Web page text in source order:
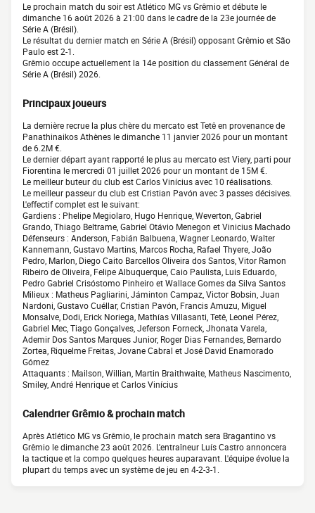
Le prochain match du soir est Atlético MG vs Grêmio et débute le
dimanche 16 août 2026 à 21:00 dans le cadre de la 23e journée de
Série A (Brésil).
Le résultat du dernier match en Série A (Brésil) opposant Grêmio et São
Paulo est 2-1.
Grêmio occupe actuellement la 14e position du classement Général de
Série A (Brésil) 2026.
Principaux joueurs
La dernière recrue la plus chère du mercato est Tetê en provenance de
Panathinaikos Athènes le dimanche 11 janvier 2026 pour un montant
de 6.2M €.
Le dernier départ ayant rapporté le plus au mercato est Viery, parti pour
Fiorentina le mercredi 01 juillet 2026 pour un montant de 15M €.
Le meilleur buteur du club est Carlos Vinícius avec 10 réalisations.
Le meilleur passeur du club est Cristian Pavón avec 3 passes décisives.
L'effectif complet est le suivant:
Gardiens : Phelipe Megiolaro, Hugo Henrique, Weverton, Gabriel
Grando, Thiago Beltrame, Gabriel Otávio Menegon et Vinicius Machado
Défenseurs : Anderson, Fabián Balbuena, Wagner Leonardo, Walter
Kannemann, Gustavo Martins, Marcos Rocha, Rafael Thyere, João
Pedro, Marlon, Diego Caito Barcellos Oliveira dos Santos, Vitor Ramon
Ribeiro de Oliveira, Felipe Albuquerque, Caio Paulista, Luis Eduardo,
Pedro Gabriel Crisóstomo Pinheiro et Wallace Gomes da Silva Santos
Milieux : Matheus Pagliarini, Jáminton Campaz, Victor Bobsin, Juan
Nardoni, Gustavo Cuéllar, Cristian Pavón, Francis Amuzu, Miguel
Monsalve, Dodi, Erick Noriega, Mathías Villasanti, Tetê, Leonel Pérez,
Gabriel Mec, Tiago Gonçalves, Jeferson Forneck, Jhonata Varela,
Ademir Dos Santos Marques Junior, Roger Dias Fernandes, Bernardo
Zortea, Riquelme Freitas, Jovane Cabral et José David Enamorado
Gómez
Attaquants : Mailson, Willian, Martin Braithwaite, Matheus Nascimento,
Smiley, André Henrique et Carlos Vinícius
Calendrier Grêmio & prochain match
Après Atlético MG vs Grêmio, le prochain match sera Bragantino vs
Grêmio le dimanche 23 août 2026. L'entraîneur Luís Castro annoncera
la tactique et la compo quelques heures auparavant. L'équipe évolue la
plupart du temps avec un système de jeu en 4-2-3-1.